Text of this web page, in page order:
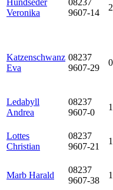
Hundseder
Veronika
08237
9607-14
Katzenschwanz
Eva
08237
9607-29
Ledabyll
Andrea
08237
9607-0
Lottes
Christian
08237
9607-21
Marb Harald
08237
9607-38